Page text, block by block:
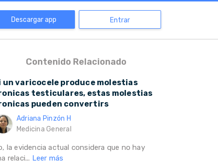
Descargar app Entrar
Contenido Relacionado
un varicocele produce molestias
testiculares, estas molestias
pueden convertirs
Adriana Pinzón H
Medicina General
la evidencia actual considera que no hay
relaci... Leer más